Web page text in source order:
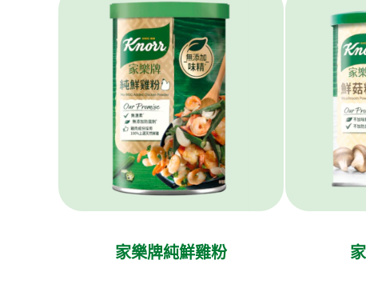
家樂牌純鮮雞粉